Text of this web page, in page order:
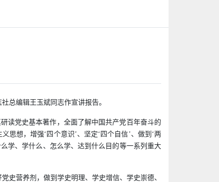
总编辑王玉斌同志作宣讲报告。
读党史基本著作，全面了解中国共产党百年奋斗的
想，增强‘四个意识’、坚定‘四个自信’、做到‘两
学、学什么、怎么学、达到什么目的等一系列重大
史营养剂，做到学史明理、学史增信、学史崇德、